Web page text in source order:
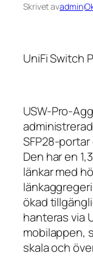
Skrivet avadmini
UniFi Switch
USW-Pro-
SFP28-portar
Den har en
länkar med
ökad
hanteras via
mobilappen,
skala och